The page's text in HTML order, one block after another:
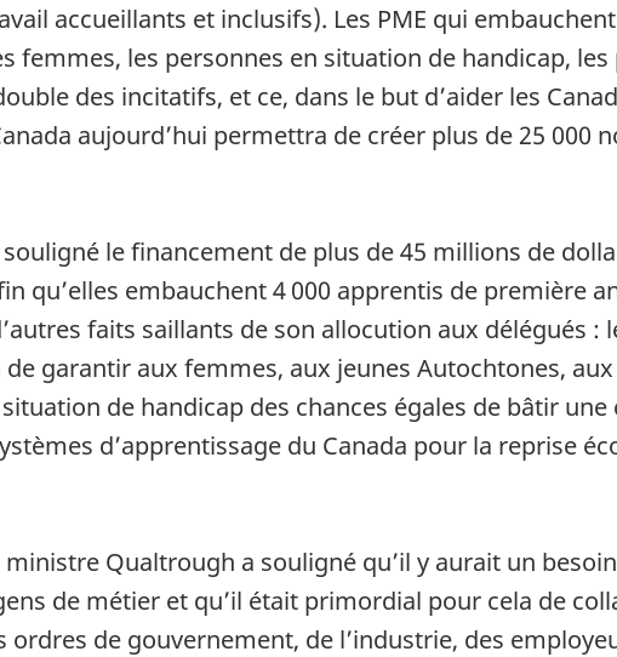
accueillants et inclusifs). Les PME qui
femmes, les personnes en situation de handicap, les
des incitatifs, et ce, dans le but d’aider les
aujourd’hui permettra de créer plus de 25 000
le financement de plus de 45 millions de
qu’elles embauchent 4 000 apprentis de première
faits saillants de son allocution aux délégués :
garantir aux femmes, aux jeunes Autochtones,
de handicap des chances égales de bâtir une
d’apprentissage du Canada pour la reprise
Qualtrough a souligné qu’il y aurait un
de métier et qu’il était primordial pour cela de
de gouvernement, de l’industrie, des